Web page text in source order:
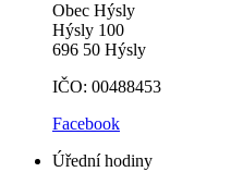
Obec Hýsly
Hýsly 100
696 50 Hýsly
IČO: 00488453
Facebook
Úřední hodiny